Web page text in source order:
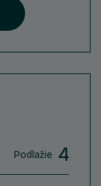
Podlažie 4